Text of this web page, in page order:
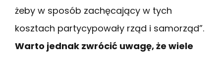
żeby w sposób zachęcający w tych
kosztach partycypowały rząd i samorząd”.
Warto jednak zwrócić uwagę, że wiele